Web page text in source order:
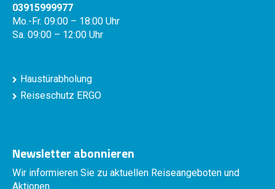
03915999977
Mo.-Fr. 09:00 – 18:00 Uhr
Sa. 09:00 – 12:00 Uhr
Haustürabholung
Reiseschutz ERGO
Newsletter abonnieren
Wir informieren Sie zu aktuellen Reiseangeboten und
Aktionen.